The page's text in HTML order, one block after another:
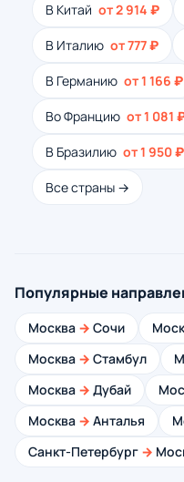
В Китай от 2 914 ₽
В Италию от 777 ₽
В Германию от 1 166 ₽
Во Францию от 1 081
В Бразилию от 1 950 ₽
Все страны →
Популярные
Москва → Сочи
Москва → Стамбул
Москва → Дубай
Москва → Анталья
Санкт-Петербург →